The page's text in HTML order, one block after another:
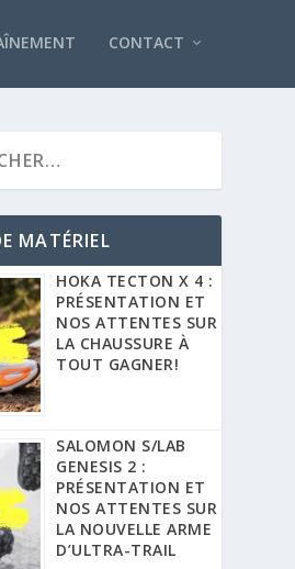
CONTACT
MATÉRIEL
HOKA TECTON X 4 :
PRÉSENTATION ET
NOS ATTENTES SUR
LA CHAUSSURE À
TOUT GAGNER!
SALOMON S/LAB
GENESIS 2 :
PRÉSENTATION ET
NOS ATTENTES SUR
LA NOUVELLE ARME
D’ULTRA-TRAIL